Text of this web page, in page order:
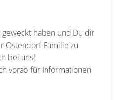
haben und Du dir
Ostendorf-Familie zu
bei uns!
vorab für Informationen